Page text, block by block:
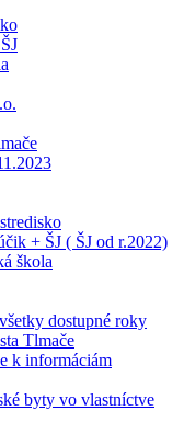
+ ŠJ ( ŠJ od r.2022)
škola
dostupné roky
Tlmače
k informáciám
byty vo vlastníctve